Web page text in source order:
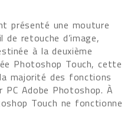
présenté une mouture
retouche d’image,
à la deuxième
Photoshop Touch, cette
majorité des fonctions
Adobe Photoshop. À
Touch ne fonctionne